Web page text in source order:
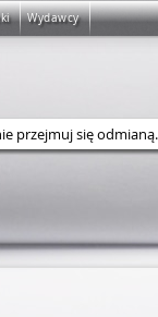
Wydawcy